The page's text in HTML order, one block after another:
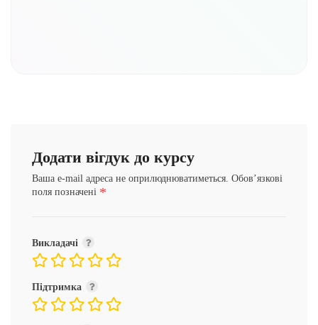
Додати вігдук до курсу
Ваша e-mail адреса не оприлюднюватиметься. Обов’язкові
поля позначені *
Викладачі
Підтримка